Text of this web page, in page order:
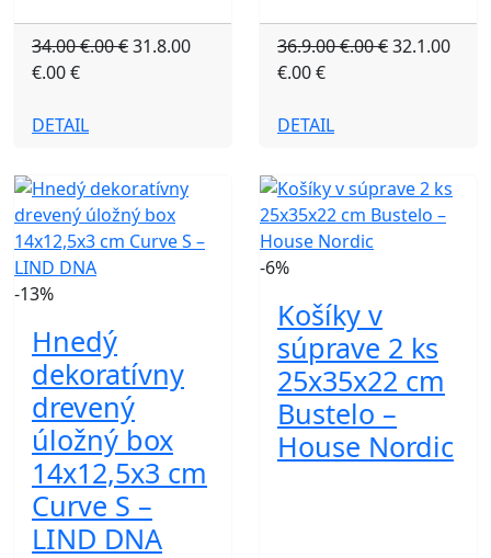
34.00 €.00 €31.8.00
€.00 €
DETAIL
36.9.00 €.00 €32.1.00
€.00 €
DETAIL
-13%
Hnedý
dekoratívny
drevený
úložný box
14x12,5x3 cm
Curve S –
LIND DNA
-6%
Košíky v
súprave 2 ks
25x35x22 cm
Bustelo –
House Nordic